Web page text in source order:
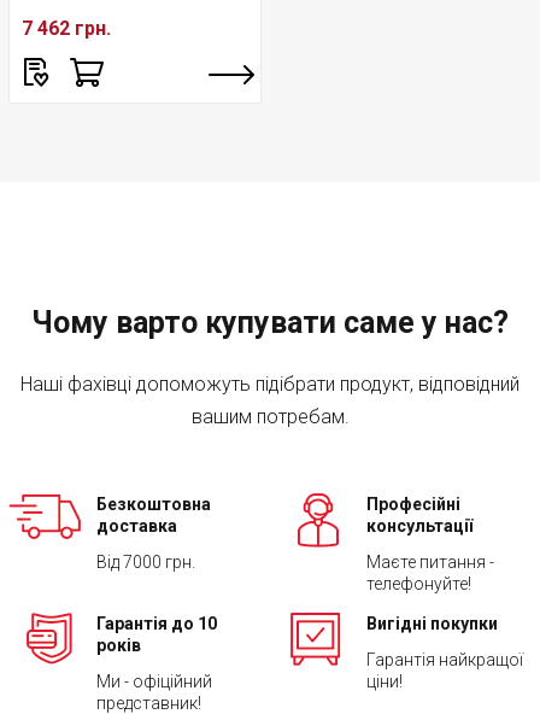
7 462 грн.
Чому варто купувати саме у нас?
Наші фахівці допоможуть підібрати продукт, відповідний
вашим потребам.
Безкоштовна
доставка
Від 7000 грн.
Професійні
консультації
Маєте питання -
телефонуйте!
Гарантія до 10
років
Ми - офіційний
представник!
Вигідні покупки
Гарантія найкращої
ціни!